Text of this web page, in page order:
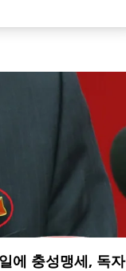
에 충성맹세, 독자